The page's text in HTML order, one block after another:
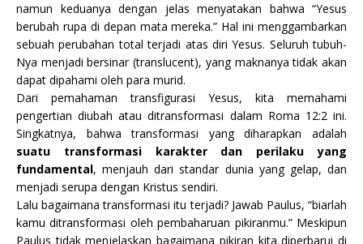
namun keduanya dengan jelas menyatakan bahwa “Yesus
berubah rupa di depan mata mereka.” Hal ini menggambarkan
sebuah perubahan total terjadi atas diri Yesus. Seluruh tubuh-
Nya menjadi bersinar (translucent), yang maknanya tidak akan
dapat dipahami oleh para murid.
Dari pemahaman transfigurasi Yesus, kita memahami
pengertian diubah atau ditransformasi dalam Roma 12:2 ini.
Singkatnya, bahwa transformasi yang diharapkan adalah
suatu transformasi karakter dan perilaku yang
fundamental, menjauh dari standar dunia yang gelap, dan
menjadi serupa dengan Kristus sendiri.
Lalu bagaimana transformasi itu terjadi? Jawab Paulus, “biarlah
kamu ditransformasi oleh pembaharuan pikiranmu.” Meskipun
Paulus tidak menjelaskan bagaimana pikiran kita diperbarui di